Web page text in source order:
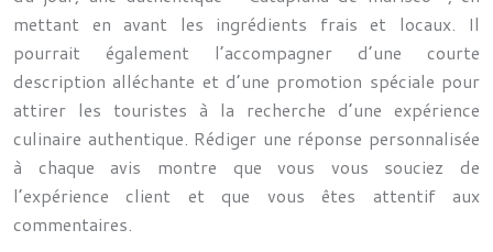
mettant en avant les ingrédients frais et locaux. Il
pourrait également l’accompagner d’une courte
description alléchante et d’une promotion spéciale pour
attirer les touristes à la recherche d’une expérience
culinaire authentique. Rédiger une réponse personnalisée
à chaque avis montre que vous vous souciez de
l’expérience client et que vous êtes attentif aux
commentaires.